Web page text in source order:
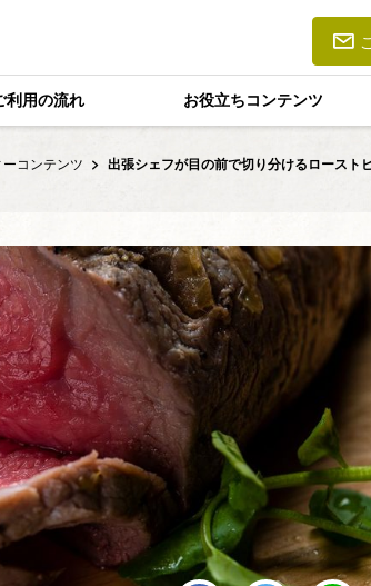
利用の流れ お役立ちコンテンツ
コンテンツ
出張シェフが目の前で切り分けるロースト